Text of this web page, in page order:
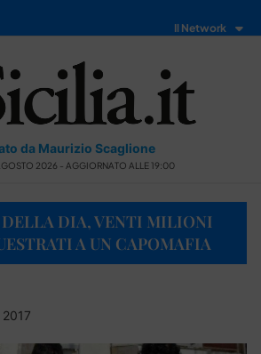
Il Network
da Maurizio Scaglione
2026 - AGGIORNATO ALLE 19:00
DELLA DIA, VENTI MILIONI
A UN CAPOMAFIA